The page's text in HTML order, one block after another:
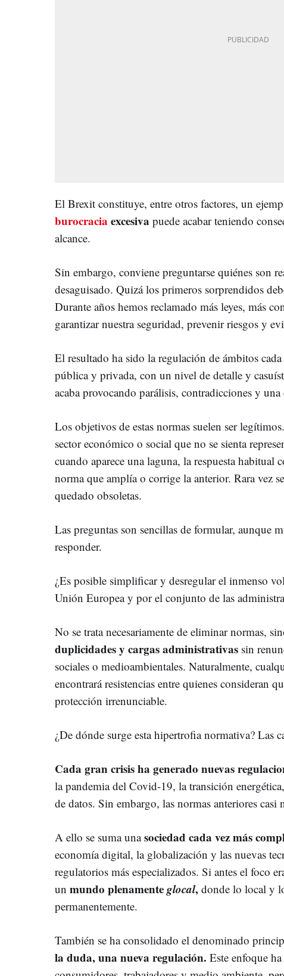
El Brexit constituye, entre otros factores, un
burocracia excesiva puede acabar teniendo
alcance.
Sin embargo, conviene preguntarse quiénes son
desaguisado. Quizá los primeros sorprendidos
Durante años hemos reclamado más leyes, más
garantizar nuestra seguridad, prevenir riesgos y
El resultado ha sido la regulación de ámbitos
pública y privada, con un nivel de detalle y
acaba provocando parálisis, contradicciones y una
Los objetivos de estas normas suelen ser
sector económico o social que no se sienta
cuando aparece una laguna, la respuesta habitual
norma que amplía o corrige la anterior. Rara vez
quedado obsoletas.
Las preguntas son sencillas de formular, aunque
responder.
¿Es posible simplificar y desregular el inmenso
Unión Europea y por el conjunto de las
No se trata necesariamente de eliminar normas,
duplicidades y cargas administrativas sin
sociales o medioambientales. Naturalmente,
encontrará resistencias entre quienes consideran
protección irrenunciable.
¿De dónde surge esta hipertrofia normativa? Las
Cada gran crisis ha generado nuevas
la pandemia del Covid-19, la transición
de datos. Sin embargo, las normas anteriores casi
A ello se suma unasociedad cada vez más
economía digital, la globalización y las nuevas
regulatorios más especializados. Si antes el foco
un mundo plenamenteglocal, donde lo local y
permanentemente.
También se ha consolidado el denominado
la duda, una nueva regulación. Este enfoque